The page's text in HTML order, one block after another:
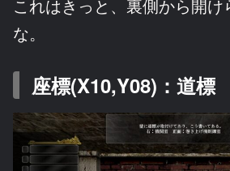
これはきっと、裏側から開
な。
座標(X10,Y08)：道標